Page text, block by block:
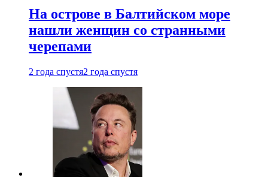
На острове в Балтийском море
нашли женщин со странными
черепами
2 года спустя2 года спустя